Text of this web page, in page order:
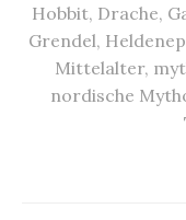
Hobbit, Drache,
Grendel,
Mittelalter,
nordische